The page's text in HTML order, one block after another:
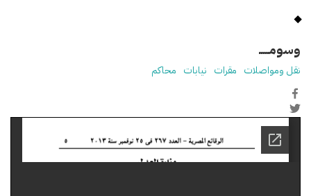
وسومـــــ
نقل ومواصلات مقرات نيابات محاكم